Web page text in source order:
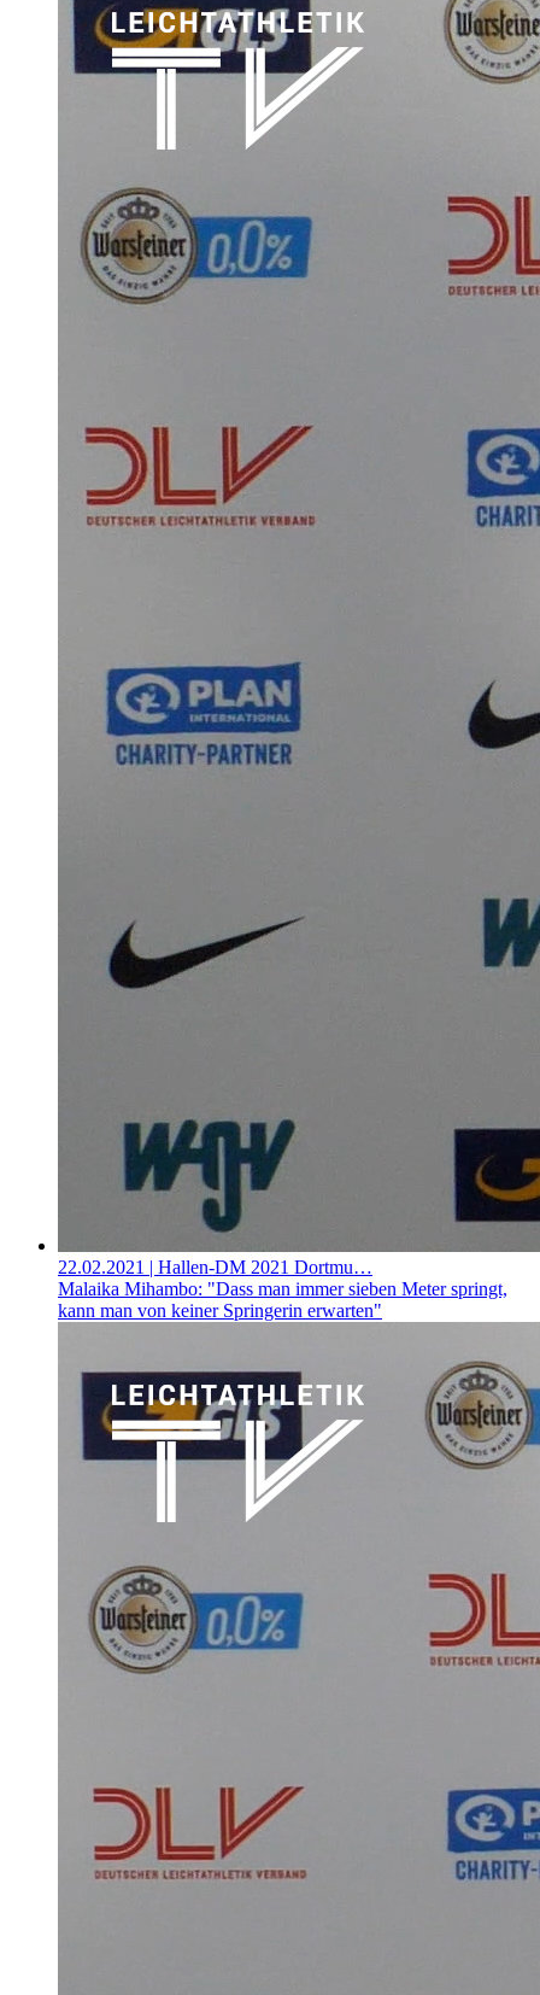
22.02.2021 | Hallen-DM 2021 Dortmu…
Malaika Mihambo: "Dass man immer sieben Meter springt,
kann man von keiner Springerin erwarten"